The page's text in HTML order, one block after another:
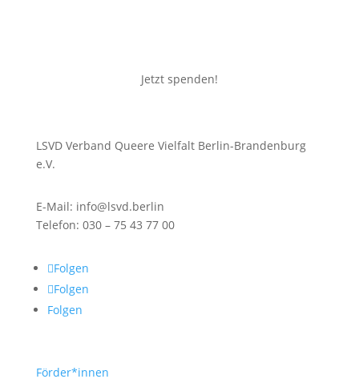
Jetzt spenden!
LSVD Verband Queere Vielfalt Berlin-Brandenburg
e.V.
E-Mail: info@lsvd.berlin
Telefon: 030 – 75 43 77 00
Folgen
Folgen
Folgen
Förder*innen